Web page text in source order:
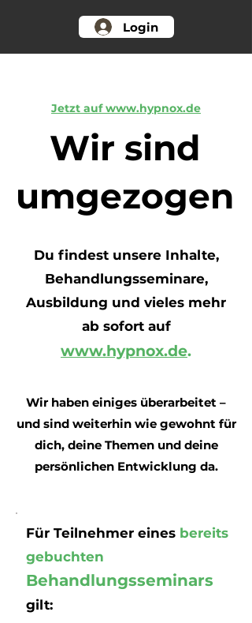
Login
Jetzt auf www.hypnox.de
Wir sind
umgezogen
Du findest unsere Inhalte,
Behandlungsseminare,
Ausbildung und vieles mehr
ab sofort auf
www.hypnox.de.
Wir haben einiges überarbeitet –
und sind weiterhin wie gewohnt für
dich, deine Themen und deine
persönlichen Entwicklung da.
Für Teilnehmer eines bereits
gebuchten
Behandlungsseminars
gilt: